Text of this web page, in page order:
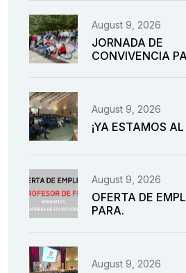
August 9, 2026
JORNADA DE
CONVIVENCIA
August 9, 2026
¡YA ESTAMOS
August 9, 2026
OFERTA DE
PARA.
August 9, 2026